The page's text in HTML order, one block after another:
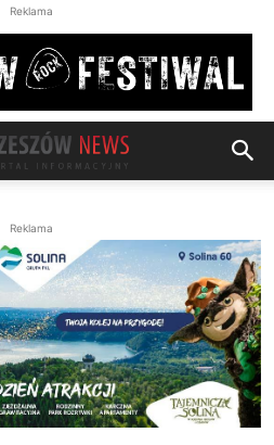
Reklama
Reklama